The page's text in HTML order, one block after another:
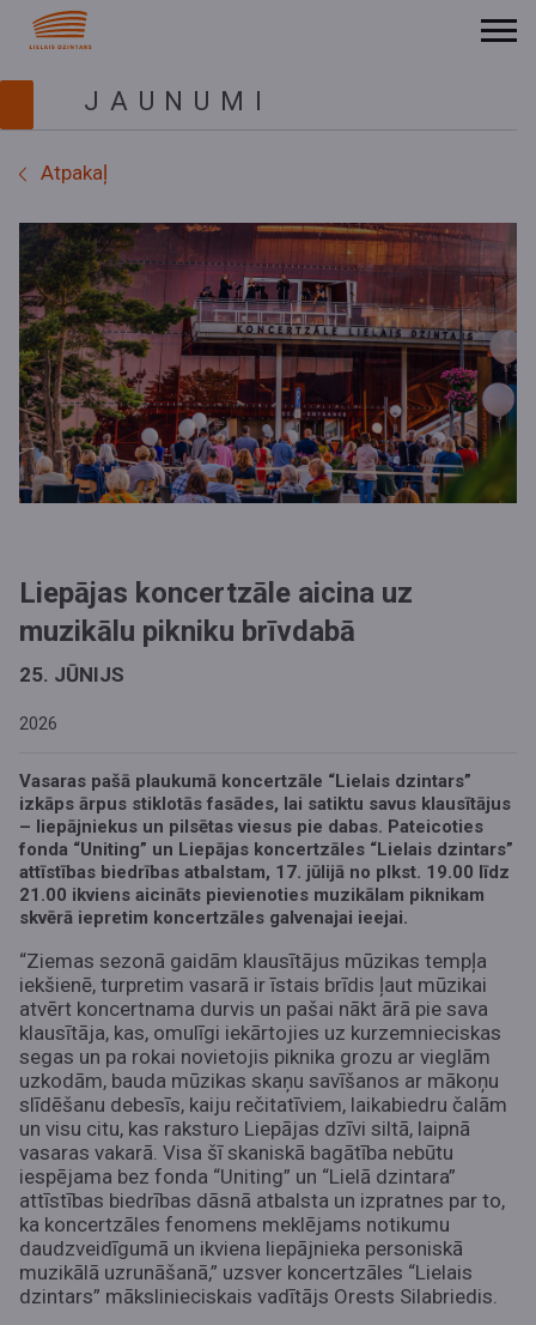
JAUNUMI
Atpakaļ
Liepājas koncertzāle aicina uz
muzikālu pikniku brīvdabā
25. JŪNIJS
2026
Vasaras pašā plaukumā koncertzāle “Lielais dzintars”
izkāps ārpus stiklotās fasādes, lai satiktu savus klausītājus
– liepājniekus un pilsētas viesus pie dabas. Pateicoties
fonda “Uniting” un Liepājas koncertzāles “Lielais dzintars”
attīstības biedrības atbalstam, 17. jūlijā no plkst. 19.00 līdz
21.00 ikviens aicināts pievienoties muzikālam piknikam
skvērā iepretim koncertzāles galvenajai ieejai.
“Ziemas sezonā gaidām klausītājus mūzikas tempļa
iekšienē, turpretim vasarā ir īstais brīdis ļaut mūzikai
atvērt koncertnama durvis un pašai nākt ārā pie sava
klausītāja, kas, omulīgi iekārtojies uz kurzemnieciskas
segas un pa rokai novietojis piknika grozu ar vieglām
uzkodām, bauda mūzikas skaņu savīšanos ar mākoņu
slīdēšanu debesīs, kaiju rečitatīviem, laikabiedru čalām
un visu citu, kas raksturo Liepājas dzīvi siltā, laipnā
vasaras vakarā. Visa šī skaniskā bagātība nebūtu
iespējama bez fonda “Uniting” un “Lielā dzintara”
attīstības biedrības dāsnā atbalsta un izpratnes par to,
ka koncertzāles fenomens meklējams notikumu
daudzveidīgumā un ikviena liepājnieka personiskā
muzikālā uzrunāšanā,” uzsver koncertzāles “Lielais
dzintars” mākslinieciskais vadītājs Orests Silabriedis.